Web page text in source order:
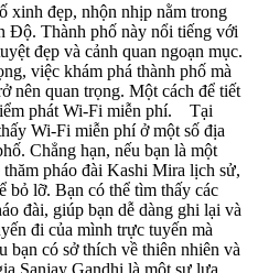
xinh đẹp, nhộn nhịp nằm trong
Độ. Thành phố này nổi tiếng với
đẹp và cảnh quan ngoạn mục.
việc khám phá thành phố mà
nên quan trọng. Một cách để tiết
phát Wi-Fi miễn phí. Tại
Wi-Fi miễn phí ở một số địa
Chẳng hạn, nếu bạn là một
pháo đài Kashi Mira lịch sử,
bỏ lỡ. Bạn có thể tìm thấy các
đài, giúp bạn dễ dàng ghi lại và
đi của mình trực tuyến mà
có sở thích về thiên nhiên và
Sanjay Gandhi là một sự lựa